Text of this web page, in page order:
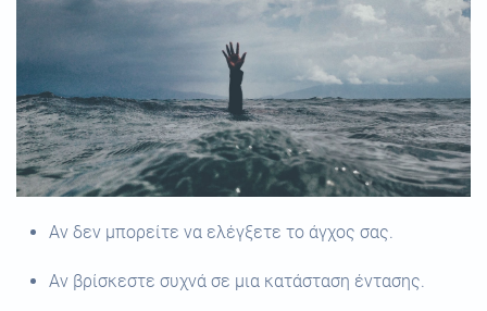
Αν δεν μπορείτε να ελέγξετε το άγχος σας.
Αν βρίσκεστε συχνά σε μια κατάσταση έντασης.